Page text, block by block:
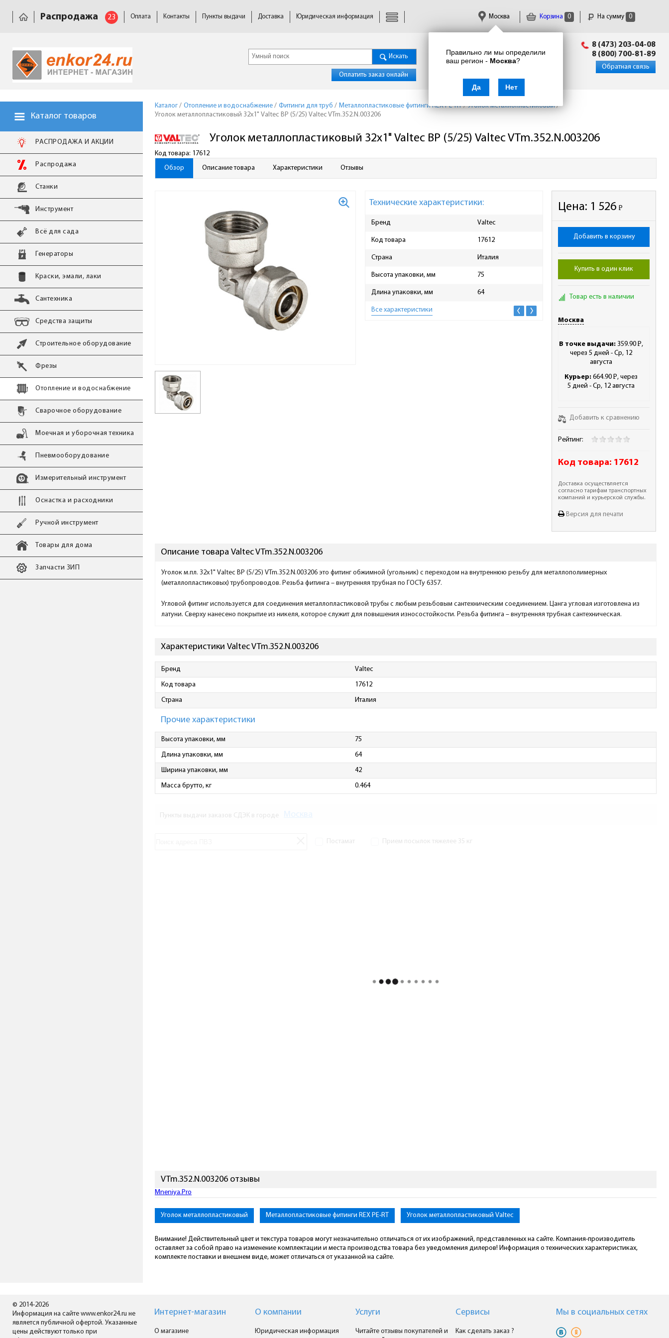
Корзина 0 На сумму 0
Правильно ли мы определили
ваш регион - Москва?
Да Нет
Москва
Распродажа 23 Оплата Контакты Пункты выдачи Доставка Юридическая информация
Искать
Оплатить заказ онлайн
info@enkor24.ru
8 (473) 203-04-08
8 (800) 700-81-89
Обратная связь
Каталог товаров
РАСПРОДАЖА И АКЦИИ
Распродажа
Станки
Инструмент
Всё для сада
Генераторы
Краски, эмали, лаки
Сантехника
Средства защиты
Строительное оборудование
Фрезы
Отопление и водоснабжение
Сварочное оборудование
Моечная и уборочная техника
Пневмооборудование
Измерительный инструмент
Оснастка и расходники
Ручной инструмент
Товары для дома
Запчасти ЗИП
Каталог / Отопление и водоснабжение / Фитинги для труб / Металлопластиковые фитинги REX PE-RT/ Уголок металлопластиковый/
Уголок металлопластиковый 32х1" Valtec ВР (5/25) Valtec VTm.352.N.003206
Код товара: 17612
Уголок металлопластиковый 32х1" Valtec ВР (5/25) Valtec VTm.352.N.003206
Обзор Описание товара Характеристики Отзывы
Технические характеристики:
Бренд Valtec
Код товара 17612
Страна Италия
Высота упаковки, мм 75
Длина упаковки, мм 64
Масса брутто, кг
Все характеристики
Цена: 1 526Р
-
Добавить в корзину
Купить в один клик
Товар есть в наличии
Москва
В точке выдачи: 359.90 Р
- ,
через 5 дней - Ср, 12
августа
Курьер: 664.90 Р
- , через
5 дней - Ср, 12 августа
Добавить к сравнению
Рейтинг:
Код товара: 17612
Доставка осуществляется
согласно тарифам транспортных
компаний и курьерской службы.
Версия для печати
Описание товара Valtec VTm.352.N.003206
Уголок м.пл. 32х1" Valtec ВР (5/25) VTm.352.N.003206 это фитинг обжимной (угольник) с переходом на внутреннюю резьбу для металлополимерных
(металлопластиковых) трубопроводов. Резьба фитинга – внутренняя трубная по ГОСТу 6357.
Угловой фитинг используется для соединения металлопластиковой трубы с любым резьбовым сантехническим соединением. Цанга угловая изготовлена из
латуни. Сверху нанесено покрытие из никеля, которое служит для повышения износостойкости. Резьба фитинга – внутренняя трубная сантехническая.
Характеристики Valtec VTm.352.N.003206
Бренд Valtec
Код товара 17612
Страна Италия
Прочие характеристики
Высота упаковки, мм 75
Длина упаковки, мм 64
Ширина упаковки, мм 42
Масса брутто, кг 0.464
Пункты выдачи заказов СДЭК в городе
Постамат Прием посылок тяжелее 35 кг
VTm.352.N.003206 отзывы
Mneniya.Pro
Уголок металлопластиковый Металлопластиковые фитинги REX PE-RT Уголок металлопластиковый Valtec
Внимание! Действительный цвет и текстура товаров могут незначительно отличаться от их изображений, представленных на сайте. Компания-производитель
оставляет за собой право на изменение комплектации и места производства товара без уведомления дилеров! Информация о технических характеристиках,
комплекте поставки и внешнем виде, может отличаться от указанной на сайте.
© 2014-2026
Информация на сайте www.enkor24.ru не
является публичной офертой. Указанные
цены действуют только при
Интернет-магазин
О магазине
О компании
Юридическая информация
Услуги
Читайте отзывы покупателей и
Сервисы
Как сделать заказ ?
Мы в cоциальных сетях